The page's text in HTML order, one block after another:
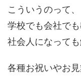
こういうのって、
学校でも会社で
社会人になって
各種お祝いやお